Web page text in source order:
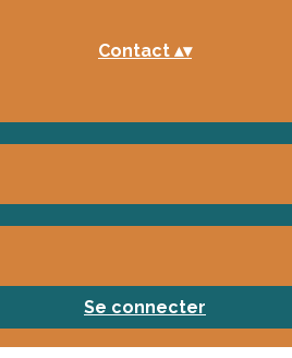
Contact ▴▾
Se connecter